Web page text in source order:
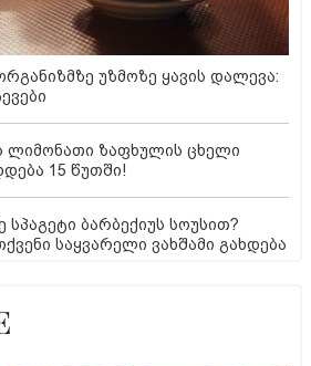
უზმოზე ყავის დალევა:
ზაფხულის ცხელი
15 წუთში!
სპაგეტი ბარბექიუს სოუსით?
საყვარელი ვახშამი გახდება